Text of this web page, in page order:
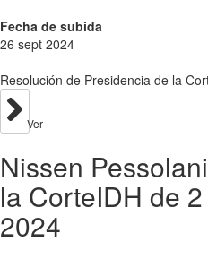
Fecha de subida
26 sept 2024
Resolución de Presidencia de la
Ver
Nissen
la CorteIDH de
2024